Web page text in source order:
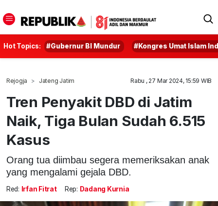
Hot Topics: #Gubernur BI Mundur #Kongres Umat Islam
Rejogja Jateng Jatim Rabu , 27 Mar 2024, 15:59 WIB
Tren Penyakit DBD di Jatim
Naik, Tiga Bulan Sudah 6.515
Kasus
Orang tua diimbau segera memeriksakan anak
yang mengalami gejala DBD.
Red: Irfan Fitrat Rep: Dadang Kurnia